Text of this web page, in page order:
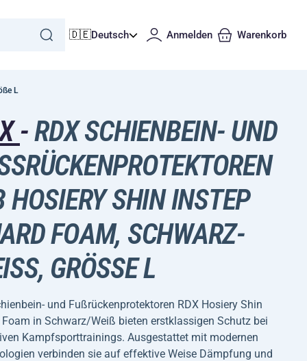
🇩🇪Deutsch Anmelden Warenkorb
L
-RDX SCHIENBEIN- UND
S
SHIN INSTEP G
FOAM, SCHWARZ-W
GRÖSSE L
und Fußrückenprotektoren RDX Hosiery Shin
Foam in Schwarz/Weiß bieten erstklassigen Schutz bei
Kampfsporttrainings. Ausgestattet mit modernen
verbinden sie auf effektive Weise Dämpfung und